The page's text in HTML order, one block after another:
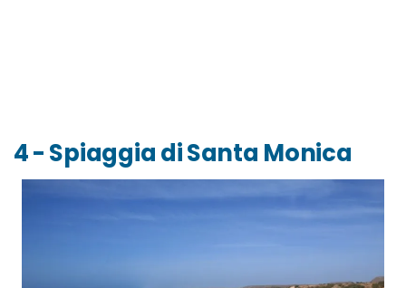
4 - Spiaggia di Santa Monica